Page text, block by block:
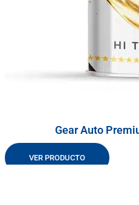
Gear Auto
VER PRODUCTO